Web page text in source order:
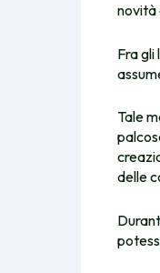
novità
Fra
Tale
delle